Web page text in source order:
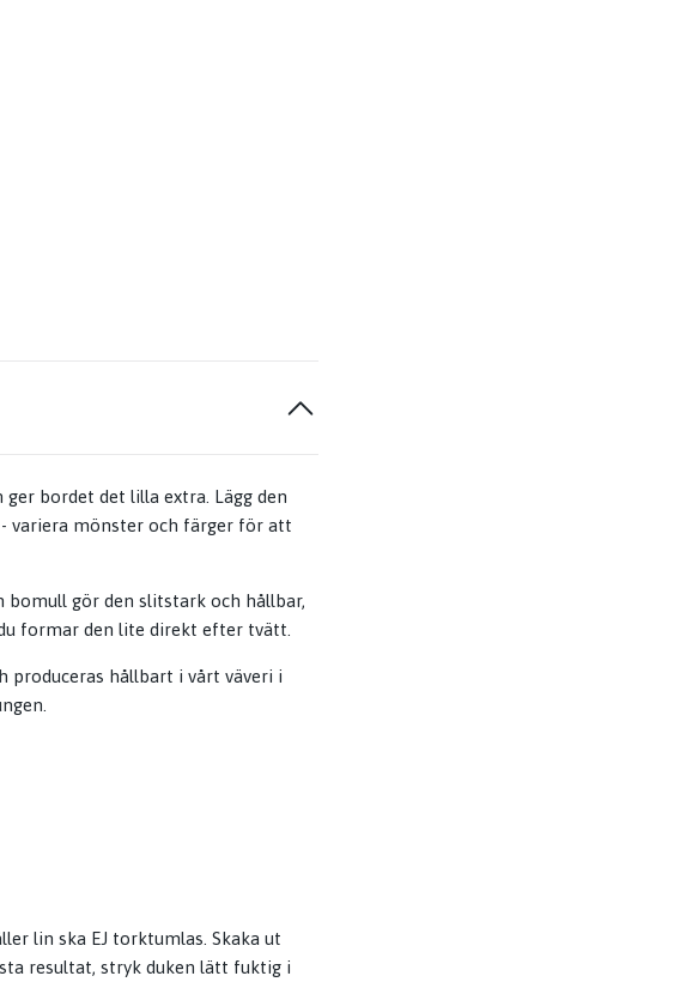
bordet det lilla extra. Lägg den
variera mönster och färger för att
gör den slitstark och hållbar,
formar den lite direkt efter tvätt.
produceras hållbart i vårt väveri i
lin ska EJ torktumlas. Skaka ut
resultat, stryk duken lätt fuktig i